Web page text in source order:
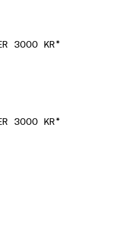
3000 KR*
3000 KR*